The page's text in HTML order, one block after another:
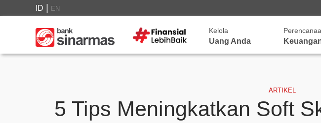
ID EN
Kelola
Uang Anda
ARTIKEL
5 Tips Meningkatkan Soft